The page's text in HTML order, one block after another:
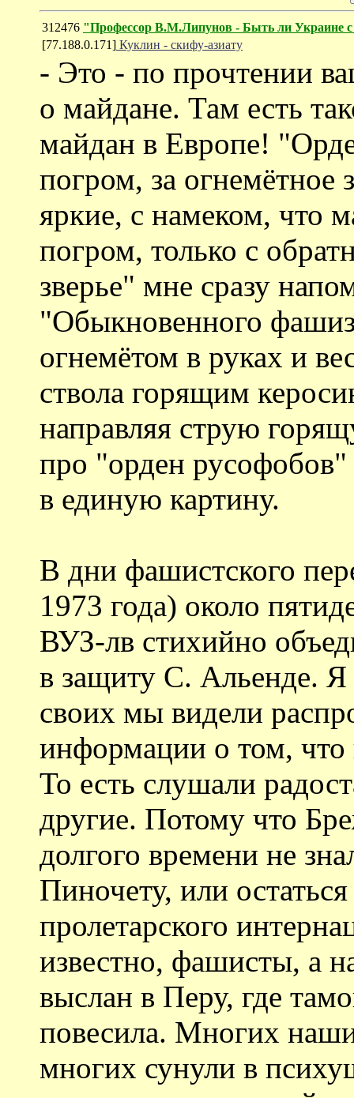
312476 "Профессор В.М.Липунов - Быть ли Украине с
[77.188.0.171] Куклин - скифу-азиату
- Это - по прочтении
о майдане. Там есть
майдан в Европе!
погром, за огнемётное
яркие, с намеком, что
погром, только с
зверье" мне сразу
"Обыкновенного
огнемётом в руках и
ствола горящим
направляя струю
про "орден русофобов"
в единую картину.
В дни фашистского
1973 года) около
ВУЗ-лв стихийно
в защиту С. Альенде.
своих мы видели
информации о том, что
То есть слушали
другие. Потому что
долгого времени не
Пиночету, или
пролетарского
известно, фашисты, а
выслан в Перу, где
повесила. Многих
многих сунули в